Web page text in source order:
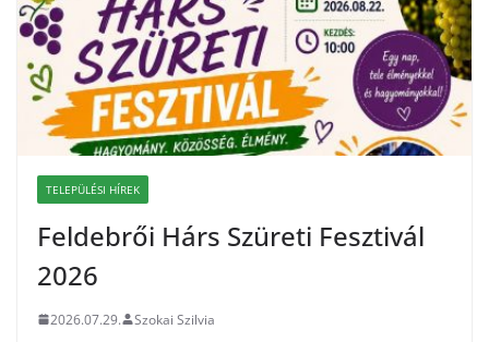
TELEPÜLÉSI HÍREK
Feldebrői Hárs Szüreti Fesztivál
2026
2026.07.29. Szokai Szilvia